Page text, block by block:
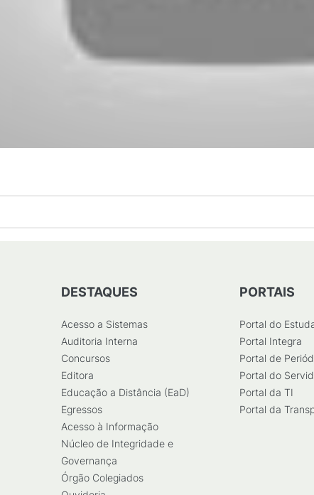
DESTAQUES
Acesso a Sistemas
Auditoria Interna
Concursos
Editora
Educação a Distância (EaD)
Egressos
Acesso à Informação
Núcleo de Integridade e
Governança
Órgão Colegiados
PORTAIS
Portal do
Portal Integra
Portal de
Portal do
Portal da TI
Portal da